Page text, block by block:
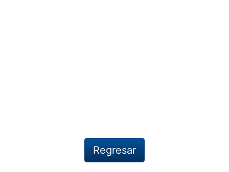
Regresar